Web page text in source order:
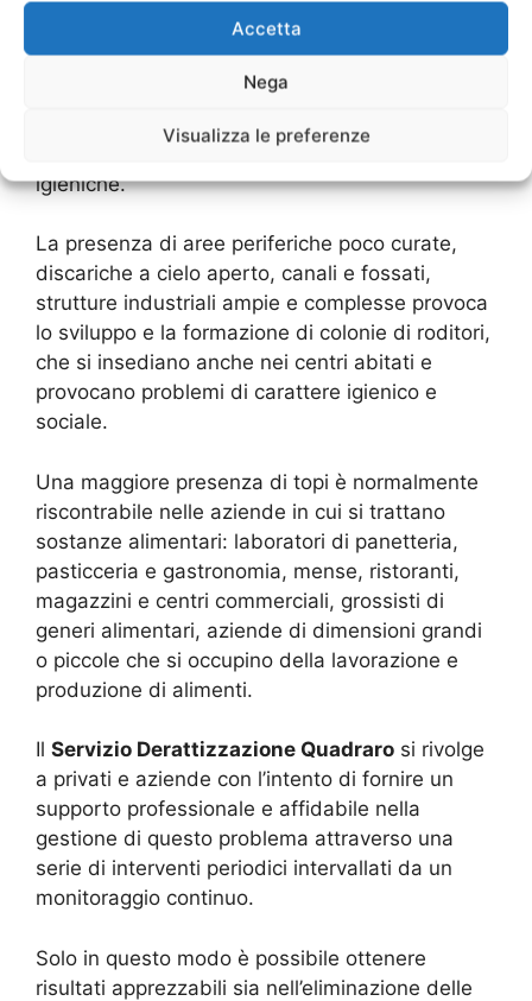
Accetta
Nega
Visualizza le preferenze
Il proliferare dei topi costituisce un indice di
l’estinzione o comunque l’assenza dei predatori
naturali (in genere rapaci o rettili) oltre ad una
situazione di degrado e di scarse condizioni
igieniche.
La presenza di aree periferiche poco curate,
discariche a cielo aperto, canali e fossati,
strutture industriali ampie e complesse provoca
lo sviluppo e la formazione di colonie di roditori,
che si insediano anche nei centri abitati e
provocano problemi di carattere igienico e
sociale.
Una maggiore presenza di topi è normalmente
riscontrabile nelle aziende in cui si trattano
sostanze alimentari: laboratori di panetteria,
pasticceria e gastronomia, mense, ristoranti,
magazzini e centri commerciali, grossisti di
generi alimentari, aziende di dimensioni grandi
o piccole che si occupino della lavorazione e
produzione di alimenti.
Il Servizio Derattizzazione Quadraro si rivolge
a privati e aziende con l’intento di fornire un
supporto professionale e affidabile nella
gestione di questo problema attraverso una
serie di interventi periodici intervallati da un
monitoraggio continuo.
Solo in questo modo è possibile ottenere
risultati apprezzabili sia nell’eliminazione delle